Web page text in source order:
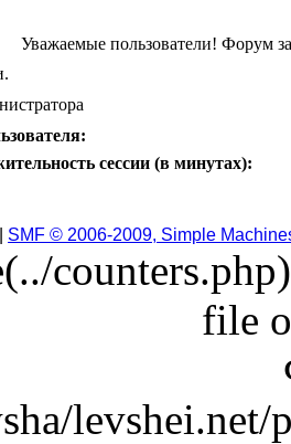
Уважаемые пользователи! Форум
сессии (в минутах):
SMF © 2006-2009, Simple
file